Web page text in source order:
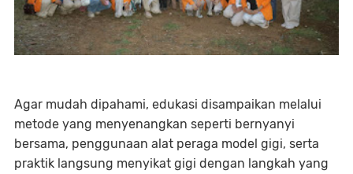
Agar mudah dipahami, edukasi disampaikan melalui
metode yang menyenangkan seperti bernyanyi
bersama, penggunaan alat peraga model gigi, serta
praktik langsung menyikat gigi dengan langkah yang